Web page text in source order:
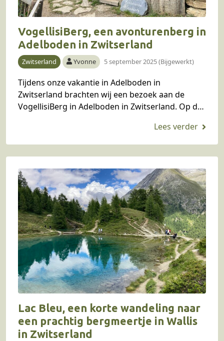
VogellisiBerg, een avonturenberg in
Adelboden in Zwitserland
Zwitserland Yvonne 5 september 2025 (Bijgewerkt)
Tijdens onze vakantie in Adelboden in
Zwitserland brachten wij een bezoek aan de
VogellisiBerg in Adelboden in Zwitserland. Op de
Lac Bleu, een korte wandeling naar
een prachtig bergmeertje in Wallis
in Zwitserland